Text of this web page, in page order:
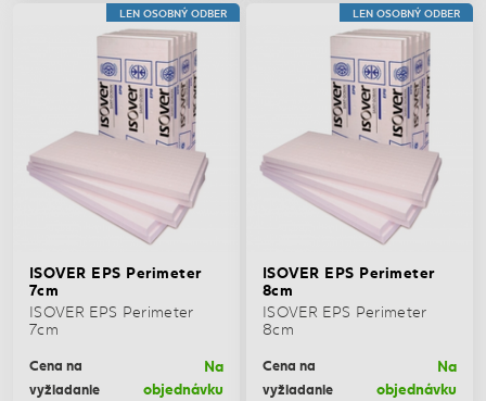
LEN OSOBNÝ ODBER
ISOVER EPS Perimeter
7cm
ISOVER EPS Perimeter
7cm
Cena na
vyžiadanie
Na
objednávku
LEN OSOBNÝ ODBER
ISOVER EPS Perimeter
8cm
ISOVER EPS Perimeter
8cm
Cena na
vyžiadanie
Na
objednávku